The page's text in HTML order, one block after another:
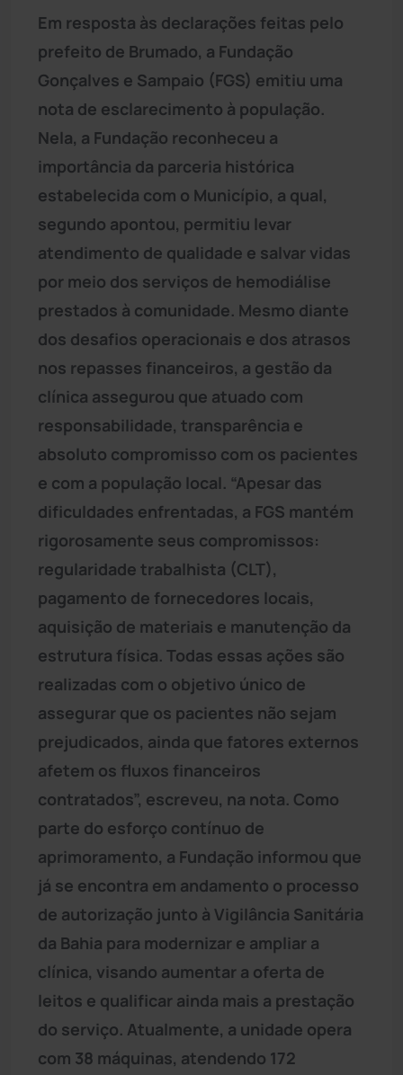
Em resposta às declarações feitas pelo
prefeito de Brumado, a Fundação
Gonçalves e Sampaio (FGS) emitiu uma
nota de esclarecimento à população.
Nela, a Fundação reconheceu a
importância da parceria histórica
estabelecida com o Município, a qual,
segundo apontou, permitiu levar
atendimento de qualidade e salvar vidas
por meio dos serviços de hemodiálise
prestados à comunidade. Mesmo diante
dos desafios operacionais e dos atrasos
nos repasses financeiros, a gestão da
clínica assegurou que atuado com
responsabilidade, transparência e
absoluto compromisso com os pacientes
e com a população local. “Apesar das
dificuldades enfrentadas, a FGS mantém
rigorosamente seus compromissos:
regularidade trabalhista (CLT),
pagamento de fornecedores locais,
aquisição de materiais e manutenção da
estrutura física. Todas essas ações são
realizadas com o objetivo único de
assegurar que os pacientes não sejam
prejudicados, ainda que fatores externos
afetem os fluxos financeiros
contratados”, escreveu, na nota. Como
parte do esforço contínuo de
aprimoramento, a Fundação informou que
já se encontra em andamento o processo
de autorização junto à Vigilância Sanitária
da Bahia para modernizar e ampliar a
clínica, visando aumentar a oferta de
leitos e qualificar ainda mais a prestação
do serviço. Atualmente, a unidade opera
com 38 máquinas, atendendo 172